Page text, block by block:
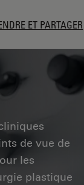
ET PARTAGER
de vue de
les
plastique